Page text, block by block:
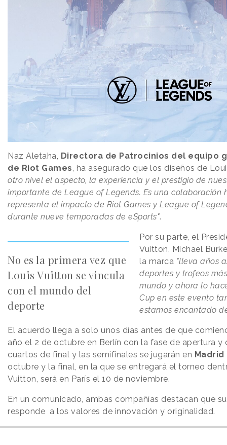
Naz Aletaha, Directora de Patrocinios del equipo
de Riot Games, ha asegurado que los diseños de
otro nivel el aspecto, la experiencia y el prestigio de
importante de League of Legends. Es una colaboración
representa el impacto de Riot Games y League of
durante nueve temporadas de eSports".
No es la primera vez que
L0uis Vuitton se vincula
con el mundo del
deporte
Por su parte, el
Vuitton, Michael
la marca "lleva años
deportes y trofeos
mundo y ahora lo
Cup en este evento
estamos encantado
El acuerdo llega a solo unos días antes de que
año el 2 de octubre en Berlín con la fase de apertura y
cuartos de final y las semifinales se jugarán en Madrid
octubre y la final, en la que se entregará el torneo
Vuitton, será en París el 10 de noviembre.
En un comunicado, ambas compañías destacan que
responde a los valores de innovación y originalidad.